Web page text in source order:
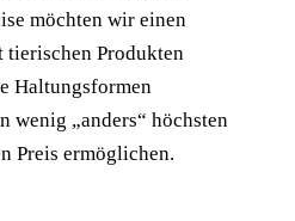
möchten wir einen
tierischen Produkten
Haltungsformen
wenig „anders“ höchsten
Preis ermöglichen.